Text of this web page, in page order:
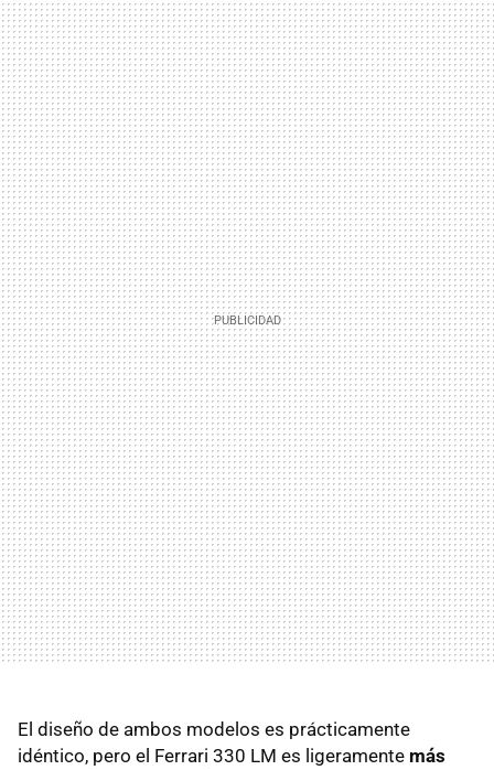
El diseño de ambos modelos es prácticamente
idéntico, pero el Ferrari 330 LM es ligeramente más